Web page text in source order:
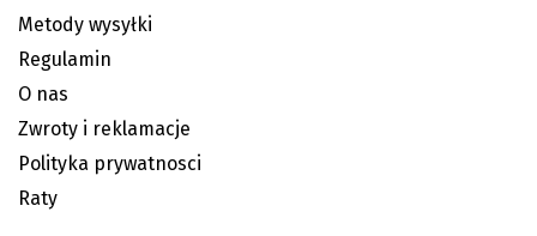
Metody wysyłki
Regulamin
O nas
Zwroty i reklamacje
Polityka prywatnosci
Raty